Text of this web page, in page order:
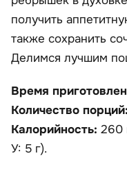
получить
также сохранить
Делимся лучшим
Время
Количество порций:
Калорийность: 260
У: 5 г).